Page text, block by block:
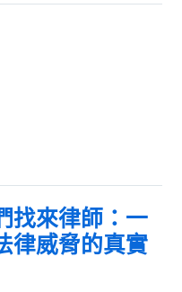
找來律師：一
律威脅的真實